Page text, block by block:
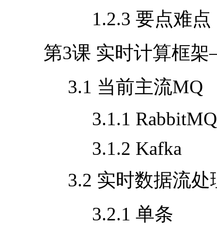
1.2.3 要点难点
第3课 实时计算框架
3.1 当前主流MQ
3.1.1 RabbitMQ
3.1.2 Kafka
3.2 实时数据流处
3.2.1 单条